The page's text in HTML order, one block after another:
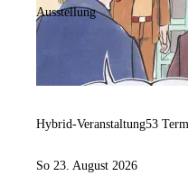
Ausstellung
Hybrid-Veranstaltung53
So 23. August 2026